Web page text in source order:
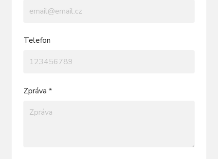
Telefon
Zpráva *